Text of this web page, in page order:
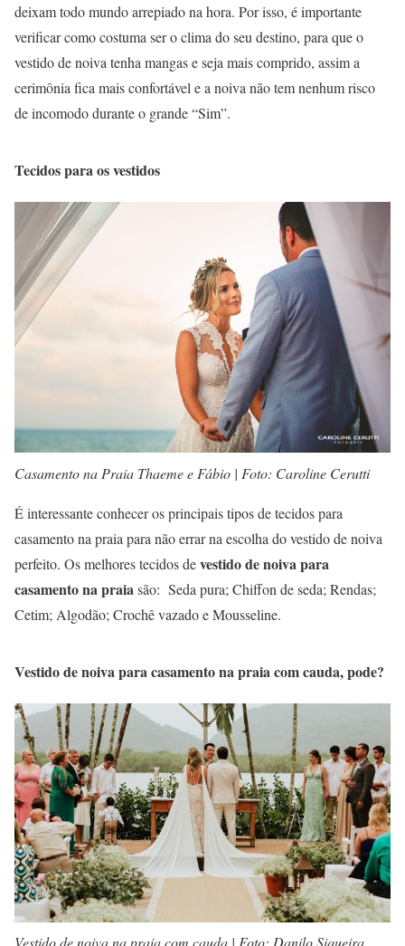
deixam todo mundo arrepiado na hora. Por isso, é importante
verificar como costuma ser o clima do seu destino, para que o
vestido de noiva tenha mangas e seja mais comprido, assim a
cerimônia fica mais confortável e a noiva não tem nenhum risco
de incomodo durante o grande “Sim”.
Tecidos para os vestidos
Casamento na Praia Thaeme e Fábio | Foto: Caroline Cerutti
É interessante conhecer os principais tipos de tecidos para
casamento na praia para não errar na escolha do vestido de noiva
perfeito. Os melhores tecidos devestido de noiva para
casamento na praia são: Seda pura; Chiffon de seda; Rendas;
Cetim; Algodão; Crochê vazado e Mousseline.
Vestido de noiva para casamento na praia com cauda, pode?
Vestido de noiva na praia com cauda | Foto: Danilo Siqueira